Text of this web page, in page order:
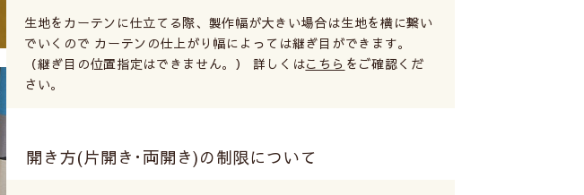
生地をカーテンに仕立てる際、製作幅が大きい場合は生地を横に繋い
でいくので カーテンの仕上がり幅によっては継ぎ目ができます。
（継ぎ目の位置指定はできません。） 詳しくはこちら をご確認くだ
さい。
開き方(片開き･両開き)の制限について